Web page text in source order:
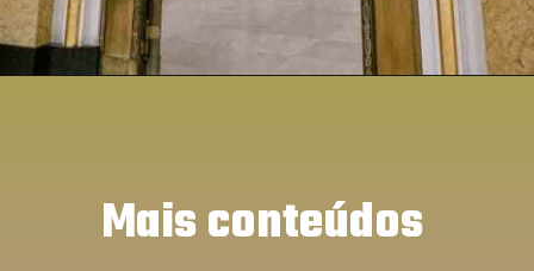
Mais conteúdos